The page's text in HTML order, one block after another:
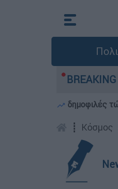
στην Ελλάδα -
δημοφιλές
┋ Κόσμος